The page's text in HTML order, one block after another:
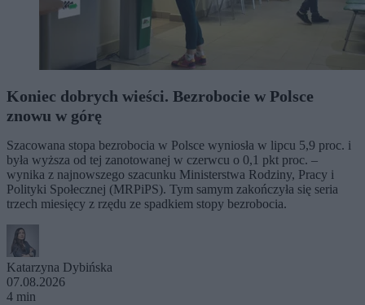
Koniec dobrych wieści. Bezrobocie w Polsce
znowu w górę
Szacowana stopa bezrobocia w Polsce wyniosła w lipcu 5,9 proc. i
była wyższa od tej zanotowanej w czerwcu o 0,1 pkt proc. –
wynika z najnowszego szacunku Ministerstwa Rodziny, Pracy i
Polityki Społecznej (MRPiPS). Tym samym zakończyła się seria
trzech miesięcy z rzędu ze spadkiem stopy bezrobocia.
Katarzyna Dybińska
07.08.2026
4 min